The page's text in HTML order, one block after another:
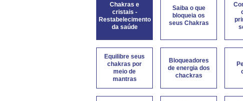
Chakras e
cristais -
Restabelecimento
da saúde
Saiba o que
bloqueia os
seus Chakras
Equilibre seus
chakras por
meio de
mantras
Bloqueadores
de energia dos
chackras